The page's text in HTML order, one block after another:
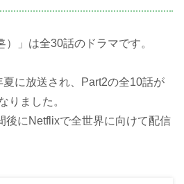
」は全30話のドラマです。
に放送され、Part2の全10話が
りました。
後にNetflixで全世界に向けて配信